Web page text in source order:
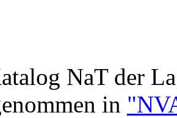
NaT der
in